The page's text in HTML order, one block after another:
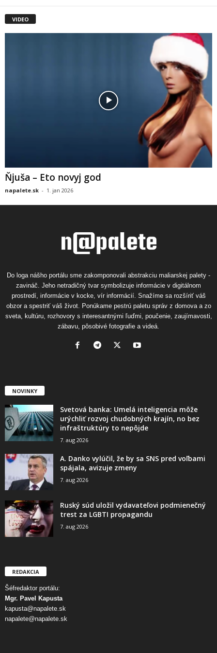
VIDEO
Ňjuša – Eto novyj god
napalete.sk - 1. jan 2026
Do loga nášho portálu sme zakomponovali abstrakciu maliarskej palety -
zavináč. Jeho netradičný tvar symbolizuje informácie v digitálnom
prostredí, informácie v kocke, vír informácií. Snažíme sa rozšíriť váš
obzor a spestriť váš život. Ponúkame pestrú paletu správ z domova a zo
sveta, kultúru, rozhovory s interesantnými ľuďmi, poučenie, zaujímavosti,
zábavu, pôsobivé fotografie a videá.
NOVINKY
Svetová banka: Umelá inteligencia môže
urýchliť rozvoj chudobných krajín, no bez
infraštruktúry to nepôjde
7. aug 2026
A. Danko vylúčil, že by sa SNS pred voľbami
spájala, avizuje zmeny
7. aug 2026
Ruský súd uložil vydavateľovi podmienečný
trest za LGBTI propagandu
7. aug 2026
REDAKCIA
Šéfredaktor portálu:
Mgr. Pavel Kapusta
kapusta@napalete.sk
napalete@napalete.sk